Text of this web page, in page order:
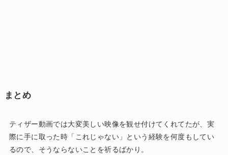
まとめ
ティザー動画では大変美しい映像を観せ付けてくれてたが、実
際に手に取った時「これじゃない」という経験を何度もしてい
るので、そうならないことを祈るばかり。